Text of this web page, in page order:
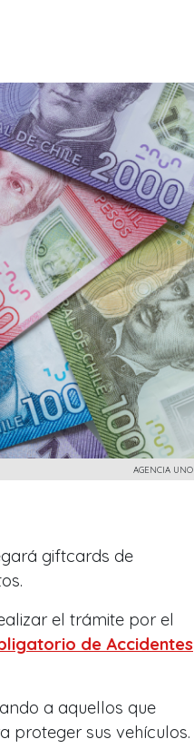
AGENCIA UNO
giftcards de
el trámite por el
de Accidentes
a aquellos que
proteger sus vehículos.